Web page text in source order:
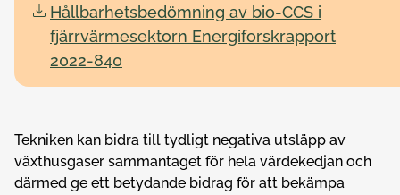
Hållbarhetsbedömning av bio-CCS i
fjärrvärmesektorn Energiforskrapport
2022-840
Tekniken kan bidra till tydligt negativa utsläpp av
växthusgaser sammantaget för hela värdekedjan och
därmed ge ett betydande bidrag för att bekämpa